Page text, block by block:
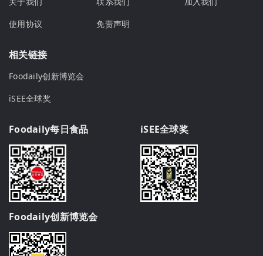
使用协议
免责声明
相关链接
Foodaily创新博览会
iSEE全球奖
Foodaily每日食品 iSEE全球奖
Foodaily创新博览会